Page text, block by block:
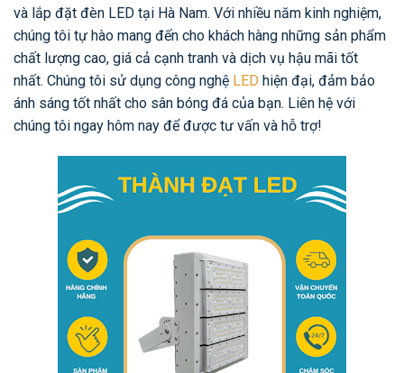
và lắp đặt đèn LED tại Hà Nam. Với nhiều năm kinh nghiệm,
chúng tôi tự hào mang đến cho khách hàng những sản phẩm
chất lượng cao, giá cả cạnh tranh và dịch vụ hậu mãi tốt
nhất. Chúng tôi sử dụng công nghệ LED hiện đại, đảm bảo
ánh sáng tốt nhất cho sân bóng đá của bạn. Liên hệ với
chúng tôi ngay hôm nay để được tư vấn và hỗ trợ!